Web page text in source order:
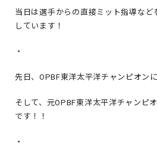
当日は選手からの直接ミット指導な
しています！
・
先日、OPBF東洋太平洋チャンピオン
そして、元OPBF東洋太平洋チャンピ
です！！
・